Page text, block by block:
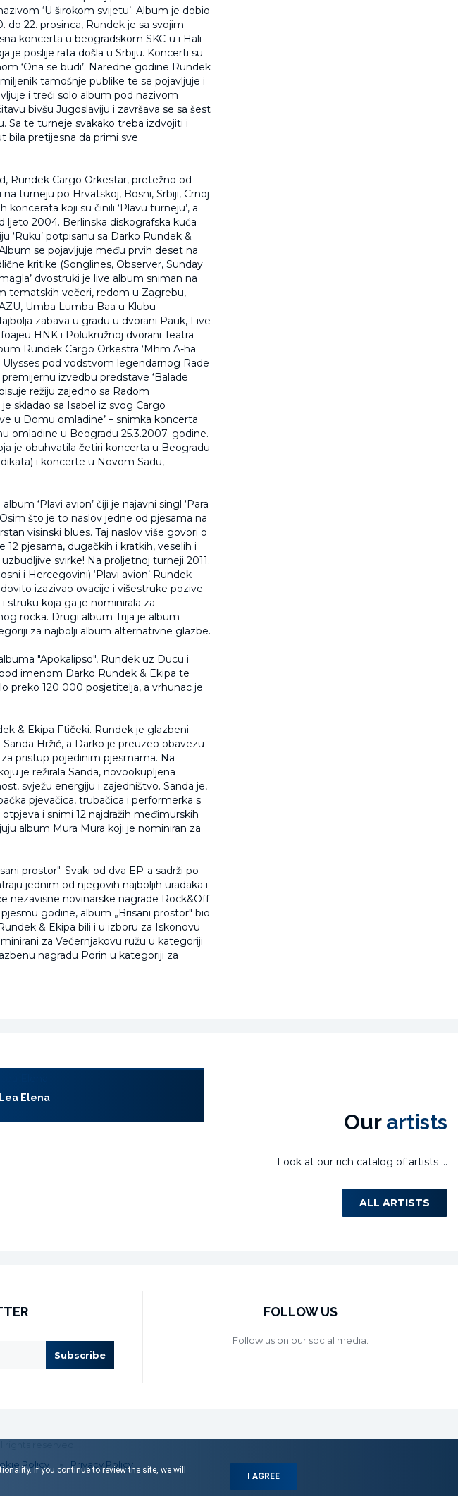
‘U širokom svijetu’. Album je dobio
22. prosinca, Rundek je sa svojim
koncerta u beogradskom SKC-u i Hali
je poslije rata došla u Srbiju. Koncerti su
‘Ona se budi’. Naredne godine Rundek
tamošnje publike te se pojavljuje i
i treći solo album pod nazivom
bivšu Jugoslaviju i završava se sa šest
Sa te turneje svakako treba izdvojiti i
bila pretijesna da primi sve
Rundek Cargo Orkestar, pretežno od
turneju po Hrvatskoj, Bosni, Srbiji, Crnoj
koji su činili ‘Plavu turneju’, a
ljeto 2004. Berlinska diskografska kuća
‘Ruku’ potpisanu sa Darko Rundek &
se pojavljuje među prvih deset na
kritike (Songlines, Observer, Sunday
dvostruki je live album sniman na
tematskih večeri, redom u Zagrebu,
Umba Lumba Baa u Klubu
zabava u gradu u dvorani Pauk, Live
HNK i Polukružnoj dvorani Teatra
Rundek Cargo Orkestra ‘Mhm A-ha
Ulysses pod vodstvom legendarnog Rade
izvedbu predstave ‘Balade
režiju zajedno sa Radom
skladao sa Isabel iz svog Cargo
u Domu omladine’ – snimka koncerta
omladine u Beogradu 25.3.2007. godine.
je obuhvatila četiri koncerta u Beogradu
i koncerte u Novom Sadu,
‘Plavi avion’ čiji je najavni singl ‘Para
što je to naslov jedne od pjesama na
visinski blues. Taj naslov više govori o
pjesama, dugačkih i kratkih, veselih i
svirke! Na proljetnoj turneji 2011.
i Hercegovini) ‘Plavi avion’ Rundek
izazivao ovacije i višestruke pozive
i struku koja ga je nominirala za
rocka. Drugi album Trija je album
za najbolji album alternativne glazbe.
"Apokalipso", Rundek uz Ducu i
imenom Darko Rundek & Ekipa te
preko 120 000 posjetitelja, a vrhunac je
& Ekipa Ftičeki. Rundek je glazbeni
Hržić, a Darko je preuzeo obavezu
pristup pojedinim pjesmama. Na
je režirala Sanda, novookupljena
svježu energiju i zajedništvo. Sanda je,
pjevačica, trubačica i performerka s
i snimi 12 najdražih međimurskih
album Mura Mura koji je nominiran za
prostor". Svaki od dva EP-a sadrži po
jednim od njegovih najboljih uradaka i
nezavisne novinarske nagrade Rock&Off
godine, album „Brisani prostor" bio
& Ekipa bili i u izboru za Iskonovu
za Večernjakovu ružu u kategoriji
nagradu Porin u kategoriji za
Our artists
Look at our rich catalog of artists ...
ALL ARTISTS
Lea Elena
Subscribe
FOLLOW US
Follow us on our social media.
Policy Privacy Policy
If you continue to review the site, we will
I AGREE